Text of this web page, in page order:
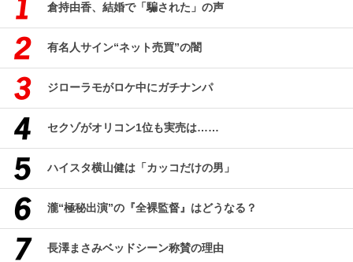
倉持由香、結婚で「騙された」の声
有名人サイン“ネット売買”の闇
ジローラモがロケ中にガチナンパ
セクゾがオリコン1位も実売は……
ハイスタ横山健は「カッコだけの男」
瀧“極秘出演”の『全裸監督』はどうなる？
長澤まさみベッドシーン称賛の理由